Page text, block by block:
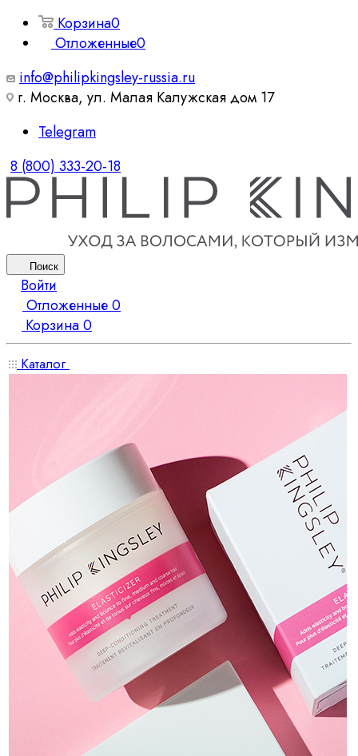
Корзина0
Отложенные0
info@philipkingsley-russia.ru
г. Москва, ул. Малая Калужская дом 17
Telegram
8 (800) 333-20-18
Поиск
Войти
Отложенные0
Корзина0
Каталог